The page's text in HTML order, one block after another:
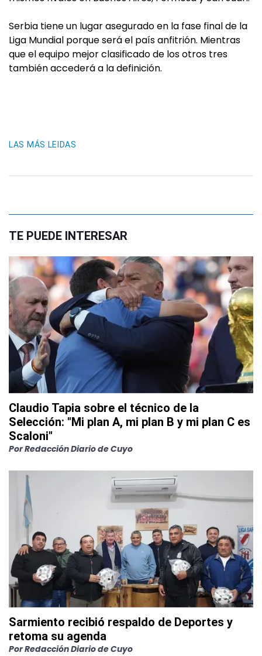
Serbia tiene un lugar asegurado en la fase final de la
Liga Mundial porque será el país anfitrión. Mientras
que el equipo mejor clasificado de los otros tres
también accederá a la definición.
LAS MÁS LEIDAS
TE PUEDE INTERESAR
Claudio Tapia sobre el técnico de la
Selección: "Mi plan A, mi plan B y mi plan C es
Scaloni"
PorRedacción Diario de Cuyo
Sarmiento recibió respaldo de Deportes y
retoma su agenda
PorRedacción Diario de Cuyo